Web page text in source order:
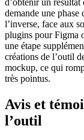
d’obtenir un
demande une
l’inverse, face aux
plugins pour Figma
une étape
créations de l’outil
mockup, ce qui
très pointus.
Avis et
l’outil